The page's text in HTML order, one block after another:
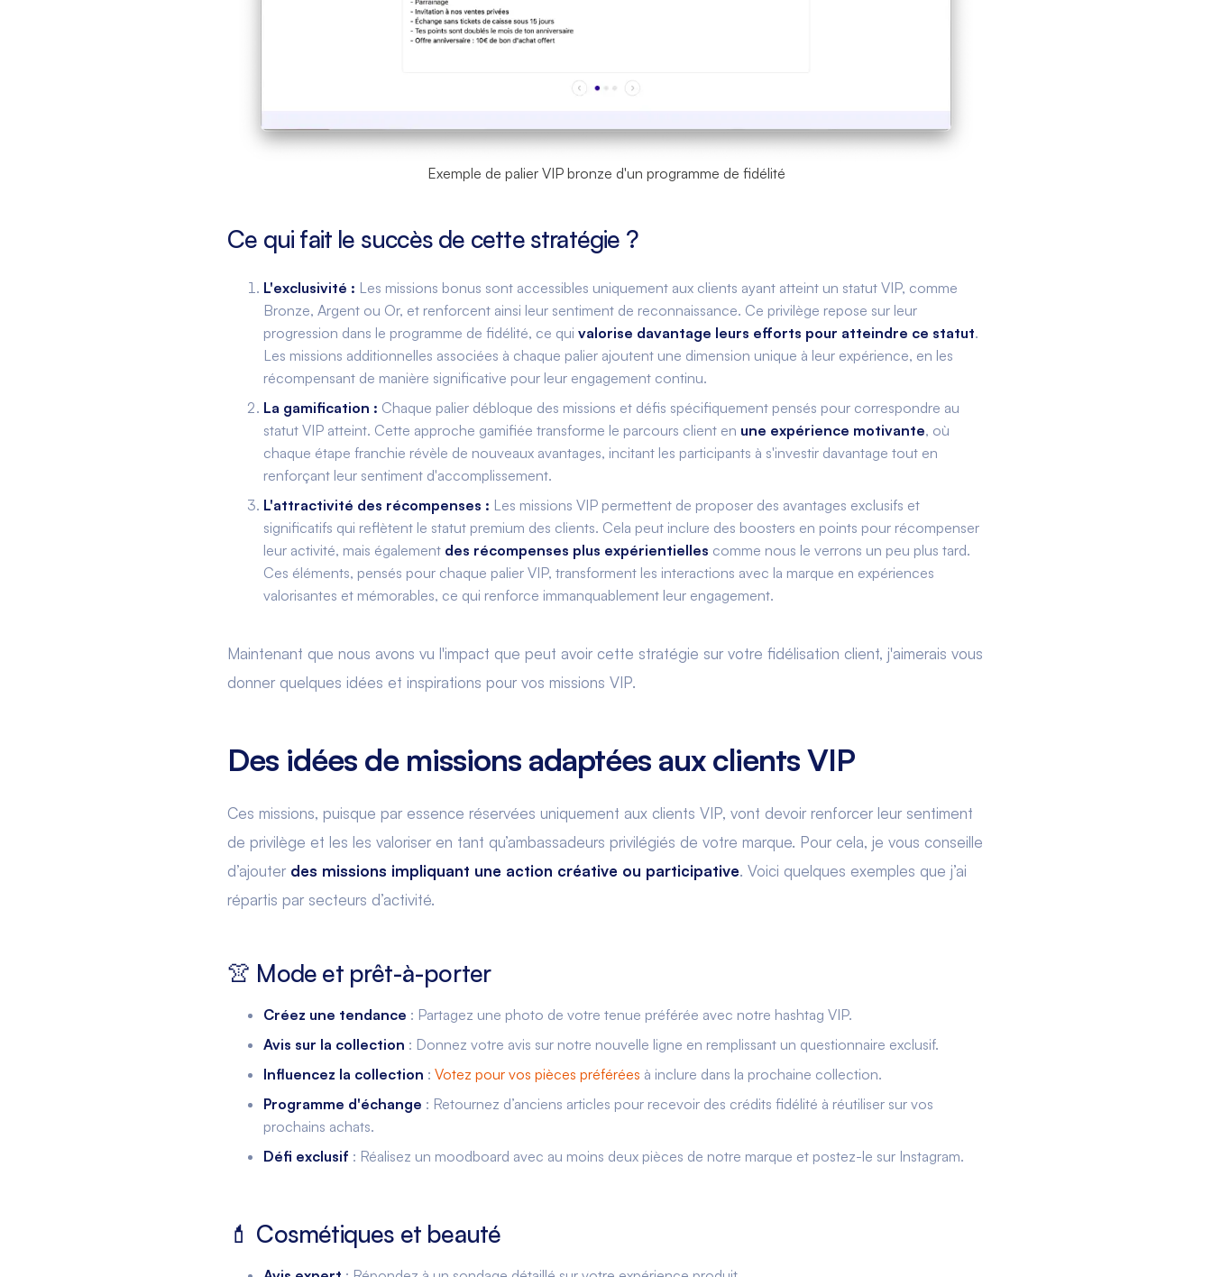
Exemple de palier VIP bronze d'un programme de fidélité
Ce qui fait le succès de cette stratégie ?
L'exclusivité : Les missions bonus sont accessibles uniquement aux clients ayant atteint un statut VIP, comme
Bronze, Argent ou Or, et renforcent ainsi leur sentiment de reconnaissance. Ce privilège repose sur leur
progression dans le programme de fidélité, ce qui valorise davantage leurs efforts pour atteindre ce statut.
Les missions additionnelles associées à chaque palier ajoutent une dimension unique à leur expérience, en les
récompensant de manière significative pour leur engagement continu.
La gamification : Chaque palier débloque des missions et défis spécifiquement pensés pour correspondre au
statut VIP atteint. Cette approche gamifiée transforme le parcours client en une expérience motivante, où
chaque étape franchie révèle de nouveaux avantages, incitant les participants à s'investir davantage tout en
renforçant leur sentiment d'accomplissement.
L'attractivité des récompenses : Les missions VIP permettent de proposer des avantages exclusifs et
significatifs qui reflètent le statut premium des clients. Cela peut inclure des boosters en points pour récompenser
leur activité, mais également des récompenses plus expérientielles comme nous le verrons un peu plus tard.
Ces éléments, pensés pour chaque palier VIP, transforment les interactions avec la marque en expériences
valorisantes et mémorables, ce qui renforce immanquablement leur engagement.
Maintenant que nous avons vu l'impact que peut avoir cette stratégie sur votre fidélisation client, j'aimerais vous
donner quelques idées et inspirations pour vos missions VIP.
Des idées de missions adaptées aux clients VIP
Ces missions, puisque par essence réservées uniquement aux clients VIP, vont devoir renforcer leur sentiment
de privilège et les les valoriser en tant qu’ambassadeurs privilégiés de votre marque. Pour cela, je vous conseille
d’ajouter des missions impliquant une action créative ou participative. Voici quelques exemples que j’ai
répartis par secteurs d’activité.
👚 Mode et prêt-à-porter
Créez une tendance : Partagez une photo de votre tenue préférée avec notre hashtag VIP.
Avis sur la collection : Donnez votre avis sur notre nouvelle ligne en remplissant un questionnaire exclusif.
Influencez la collection : Votez pour vos pièces préférées à inclure dans la prochaine collection.
Programme d'échange : Retournez d’anciens articles pour recevoir des crédits fidélité à réutiliser sur vos
prochains achats.
Défi exclusif : Réalisez un moodboard avec au moins deux pièces de notre marque et postez-le sur Instagram.
💄 Cosmétiques et beauté